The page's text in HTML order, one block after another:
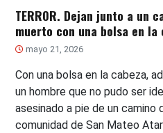
TERROR. Dejan junto a un
muerto con una bolsa en la
mayo 21, 2026
Con una bolsa en la cabeza,
un hombre que no pudo ser
asesinado a pie de un camino
comunidad de San Mateo